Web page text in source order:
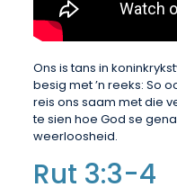
Ons is tans in
besig met ’n reeks: So
reis ons saam met die
te sien hoe God se
weerloosheid.
Rut 3:3-4